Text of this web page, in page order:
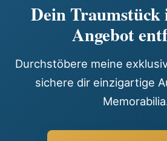
Dein
Angebot
Durchstöbere meine
sichere dir einzigartige